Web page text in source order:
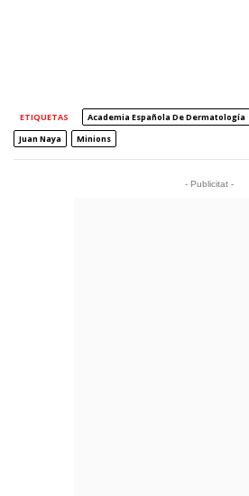
ETIQUETAS Academia Española De Dermatología
Juan Naya
Minions
- Publicitat -